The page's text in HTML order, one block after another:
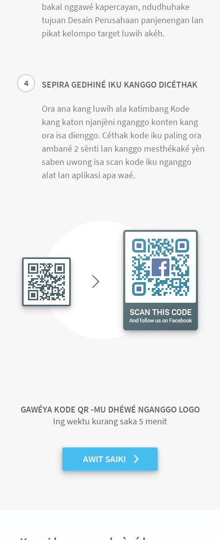
bakal nggawé kapercayan, ndudhuhake
tujuan Desain Perusahaan panjenengan lan
pikat kelompo target luwih akéh.
4 SEPIRA GEDHINÉ IKU KANGGO DICÉTHAK
Ora ana kang luwih ala katimbang Kode
kang katon njanjèni nganggo konten kang
ora isa dienggo. Céthak kode iku paling ora
ambané 2 sènti lan kanggo mesthékaké yèn
saben uwong isa scan kode iku nganggo
alat lan aplikasi apa waé.
GAWÉYA KODE QR -MU DHÉWÉ NGANGGO LOGO
Ing wektu kurang saka 5 menit
AWIT SAIKI